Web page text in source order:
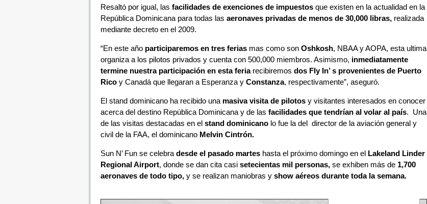
Resaltó por igual, las facilidades de exenciones de impuestosque existen en la actualidad en la
República Dominicana para todas las aeronaves privadas de menos de 30,000 libras,realizada
mediante decreto en el 2009.
“En este año participaremos en tres feriasmas como son Oshkosh, NBAA y AOPA, esta ultima
organiza a los pilotos privados y cuenta con 500,000 miembros. Asimismo, inmediatamente
termine nuestra participación en esta feriarecibiremos dos Fly In’ s provenientes de Puerto
Ricoy Canadá que llegaran a Esperanza y Constanza, respectivamente”, aseguró.
El stand dominicano ha recibido una masiva visita de pilotosy visitantes interesados en conocer
acerca del destino República Dominicana y de las facilidades que tendrían al volar al país. Una
de las visitas destacadas en el stand dominicanolo fue la del director de la aviación general y
civil de la FAA, el dominicano Melvin Cintrón.
Sun N’ Fun se celebra desde el pasado marteshasta el próximo domingo en el Lakeland Linder
Regional Airport, donde se dan cita casi setecientas mil personas,se exhiben más de 1,700
aeronaves de todo tipo,y se realizan maniobras y show aéreos durante toda la semana.